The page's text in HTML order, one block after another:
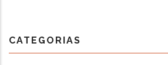
CATEGORIAS